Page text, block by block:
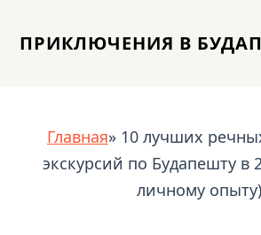
ПРИКЛЮЧЕНИЯ В
Главная» 10 лучших
экскурсий по Будапешту в
личному опыту)